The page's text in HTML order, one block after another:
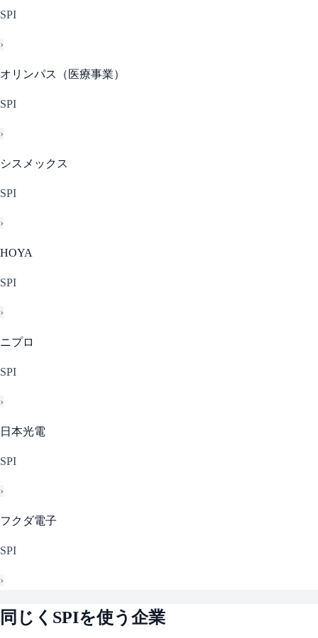
SPI
›
オリンパス（医療事業）
SPI
›
シスメックス
SPI
›
HOYA
SPI
›
ニプロ
SPI
›
日本光電
SPI
›
フクダ電子
SPI
›
同じく SPIを使う企業